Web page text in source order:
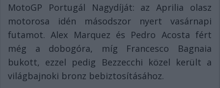
MotoGP Portugál Nagydíját: az Aprilia olasz
motorosa idén másodszor nyert vasárnapi
futamot. Alex Marquez és Pedro Acosta fért
még a dobogóra, míg Francesco Bagnaia
bukott, ezzel pedig Bezzecchi közel került a
világbajnoki bronz bebiztosításához.